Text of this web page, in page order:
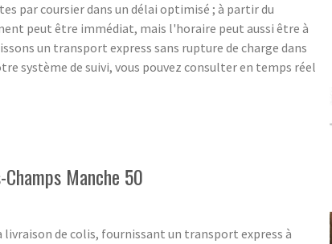
par coursier dans un délai optimisé ; à partir du
peut être immédiat, mais l'horaire peut aussi être à
un transport express sans rupture de charge dans
système de suivi, vous pouvez consulter en temps réel
Manche 50
livraison de colis, fournissant un transport express à